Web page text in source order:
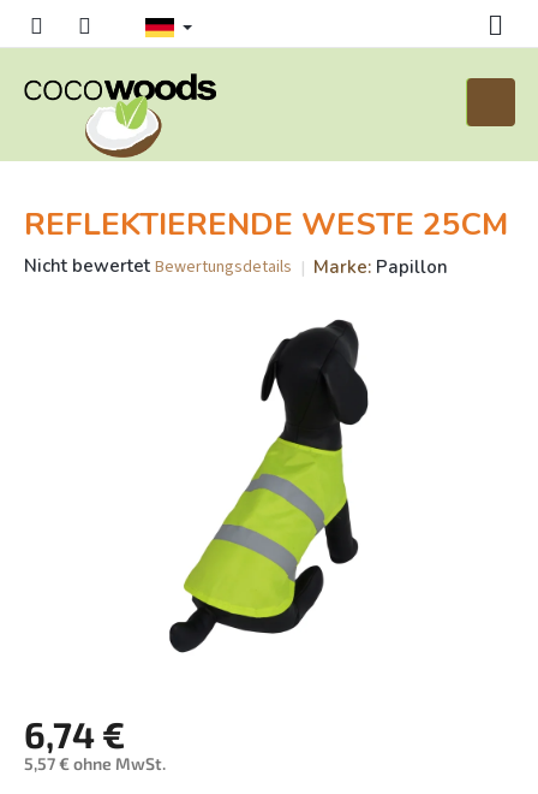
Inhalt
REFLEKTIERENDE WESTE 25CM
Die
Nicht bewertet Bewertungsdetails Marke: Papillon
6,74 €
5,57 € ohne MwSt.